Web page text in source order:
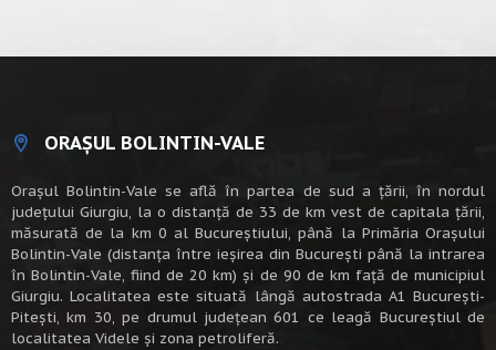
ORAȘUL BOLINTIN-VALE
Oraşul Bolintin-Vale se află în partea de sud a ţării, în nordul
judeţului Giurgiu, la o distanţă de 33 de km vest de capitala țării,
măsurată de la km 0 al Bucureștiului, până la Primăria Orașului
Bolintin-Vale (distanța între ieșirea din București până la intrarea
în Bolintin-Vale, fiind de 20 km) şi de 90 de km faţă de municipiul
Giurgiu. Localitatea este situată lângă autostrada A1 Bucureşti-
Piteşti, km 30, pe drumul judeţean 601 ce leagă Bucureştiul de
localitatea Videle şi zona petroliferă.